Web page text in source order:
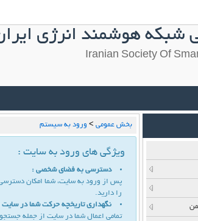
شبکه هوشمند انرژی
بخش عمومي > ورود به سیستم
ویژگی های ورود به سایت :
دسترسی به فضای شخصی :
پس از ورود به سایت، شما امكان
را دارید.
نگهداری تاریخچه حركت شما در سایت
تمامی اعمال شما در سایت از جمله